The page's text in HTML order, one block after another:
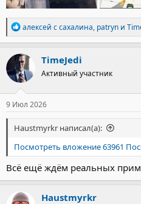
Р
е
а
к
ц
и
и
:
алексей с сахалина, patryn и
TimeJedi
Активный участник
9 Июл 2026
Haustmyrkr написал(а):
Посмотреть вложение 63961
Всё ещё ждём реальных
Haustmyrkr